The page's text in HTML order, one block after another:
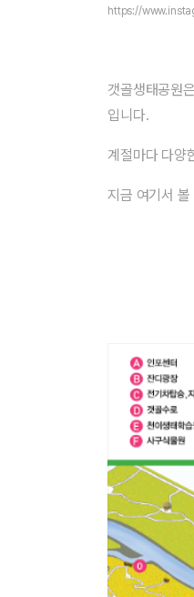
https://
갯골생태공원
입니다.
계절마다 다양
지금 여기서